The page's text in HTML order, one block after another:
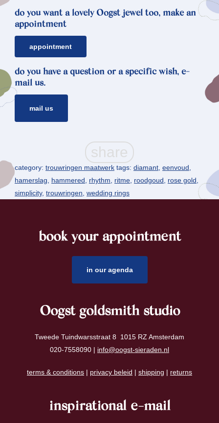
do you want a lovely Oogst jewel too, make an
appointment
appointment
do you have a question or a specific wish, e-
mail us.
mail us
category: trouwringen maatwerk tags: diamant, eenvoud,
hamerslag, hammered, rhythm, ritme, roodgoud, rose gold,
simplicity, trouwringen, wedding rings
book your appointment
in our agenda
Oogst goldsmith studio
Tweede Tuindwarsstraat 8 1015 RZ Amsterdam
020-7558090 | info@oogst-sieraden.nl
terms & conditions | privacy beleid | shipping | returns
inspirational e-mail